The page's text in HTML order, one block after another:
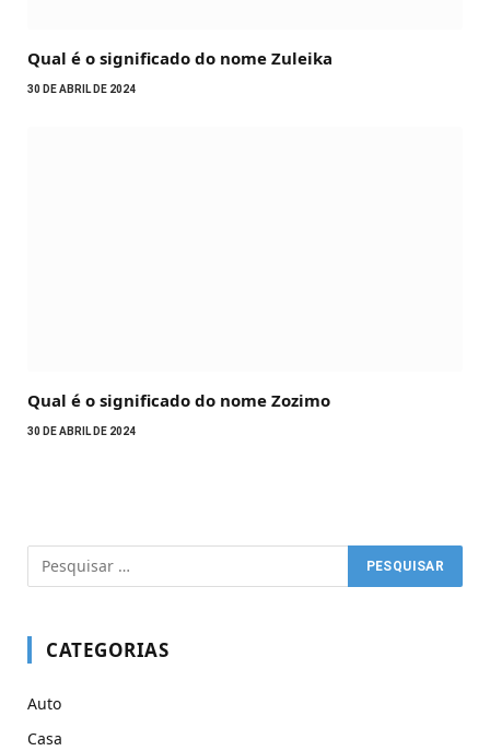
Qual é o significado do nome Zuleika
30 DE ABRIL DE 2024
Qual é o significado do nome Zozimo
30 DE ABRIL DE 2024
CATEGORIAS
Auto
Casa